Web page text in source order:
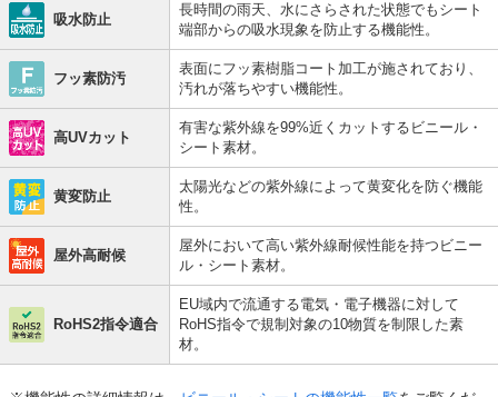
吸水防止
長時間の雨天、水にさらされた状態でもシート
端部からの吸水現象を防止する機能性。
フッ素防汚
表面にフッ素樹脂コート加工が施されており、
汚れが落ちやすい機能性。
高UVカット
有害な紫外線を99%近くカットするビニール・
シート素材。
黄変防止
太陽光などの紫外線によって黄変化を防ぐ機能
性。
屋外高耐候
屋外において高い紫外線耐候性能を持つビニー
ル・シート素材。
RoHS2指令適合
EU域内で流通する電気・電子機器に対して
RoHS指令で規制対象の10物質を制限した素
材。